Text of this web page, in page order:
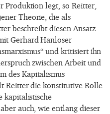
Produktion legt, so Reitter,
Theorie, die als
beschreibt diesen Ansatz
Gerhard Hanloser
und kritisiert ihn
zwischen Arbeit und
des Kapitalismus
Reitter die konstitutive Rolle
kapitalistische
auch, wie entlang dieser